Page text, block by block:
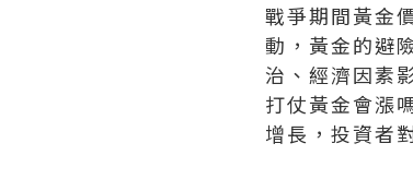
戰爭期間黃金
動，黃金的避
治、經濟因素
打仗黃金會漲
增長，投資者